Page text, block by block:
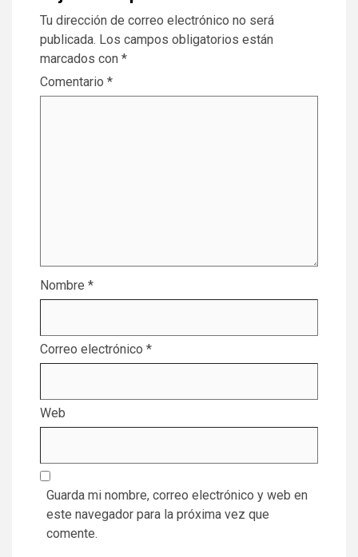
Tu dirección de correo electrónico no será
publicada. Los campos obligatorios están
marcados con *
Comentario *
Nombre *
Correo electrónico *
Web
Guarda mi nombre, correo electrónico y web en
este navegador para la próxima vez que
comente.